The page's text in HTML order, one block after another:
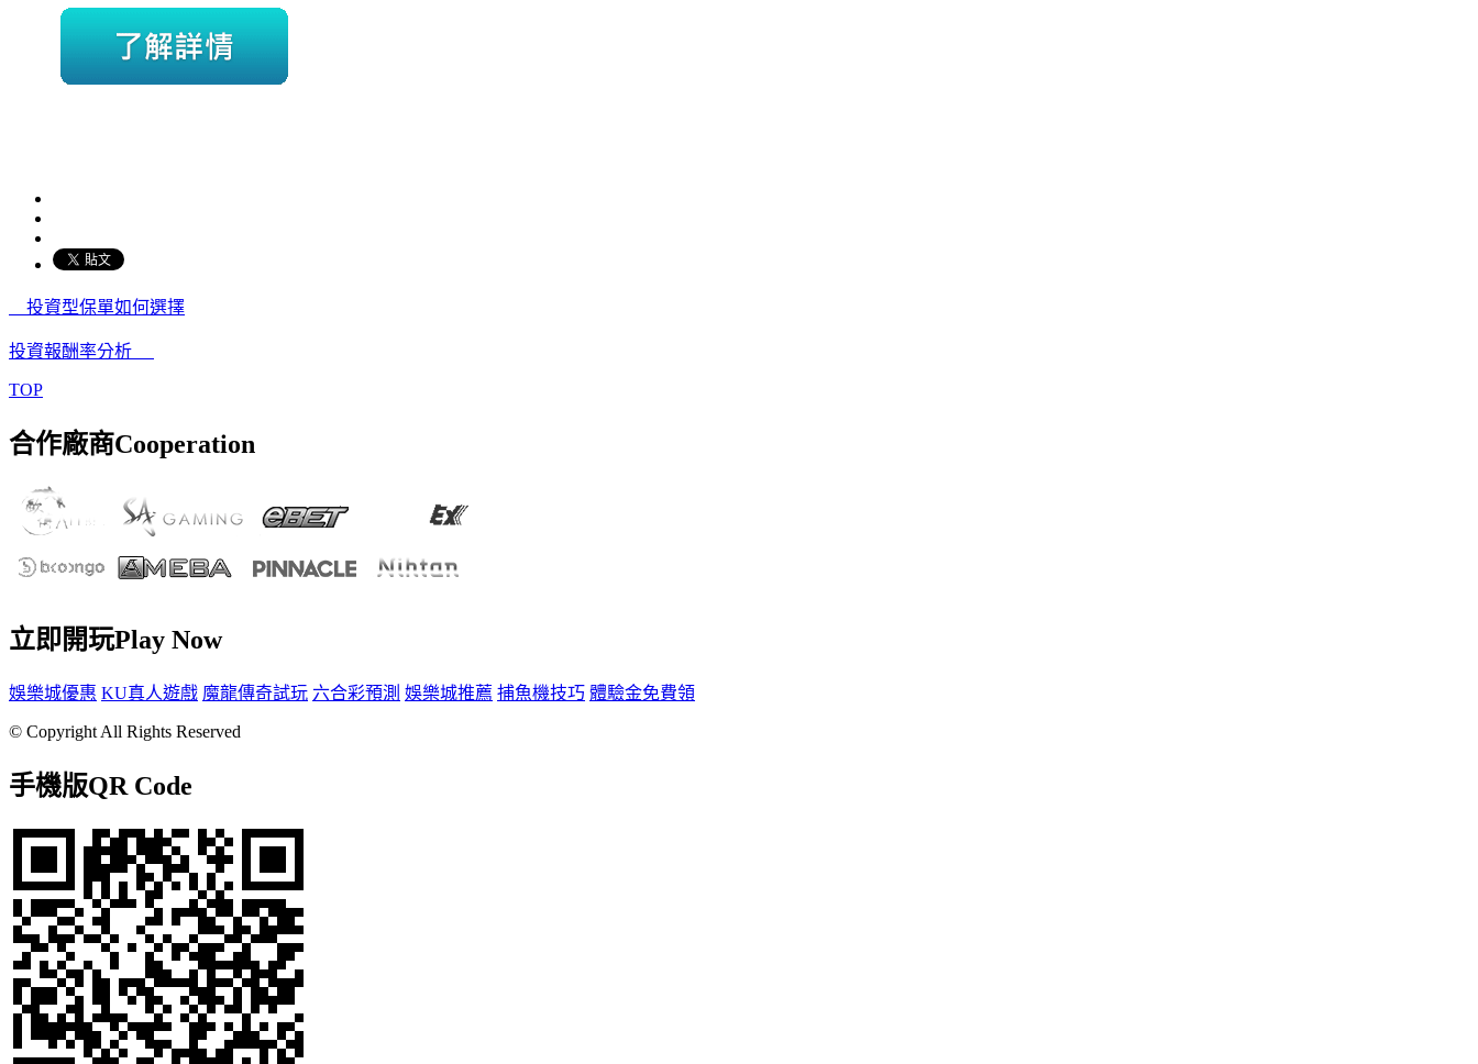
投資型保單如何選擇
投資報酬率分析
TOP
合作廠商Cooperation
立即開玩Play Now
娛樂城優惠 KU真人遊戲 魔龍傳奇試玩 六合彩預測 娛樂城推薦 捕魚機技巧 體驗金免費領
© Copyright All Rights Reserved
手機版QR Code